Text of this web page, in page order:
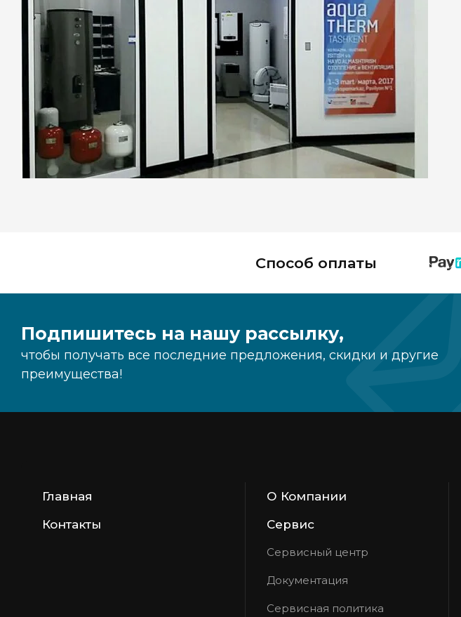
Способ оплаты
Подпишитесь на нашу рассылку,
чтобы получать все последние предложения, скидки и другие
преимущества!
Главная О Компании
Контакты
Сервис
Сервисный центр
Документация
Сервисная политика